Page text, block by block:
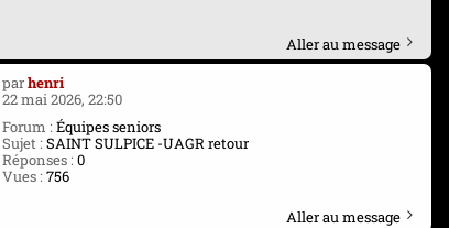
Aller au message
parhenri
22 mai 2026, 22:50
Forum :Équipes seniors
Sujet :SAINT SULPICE -UAGR retour
Réponses :0
Vues :756
Aller au message